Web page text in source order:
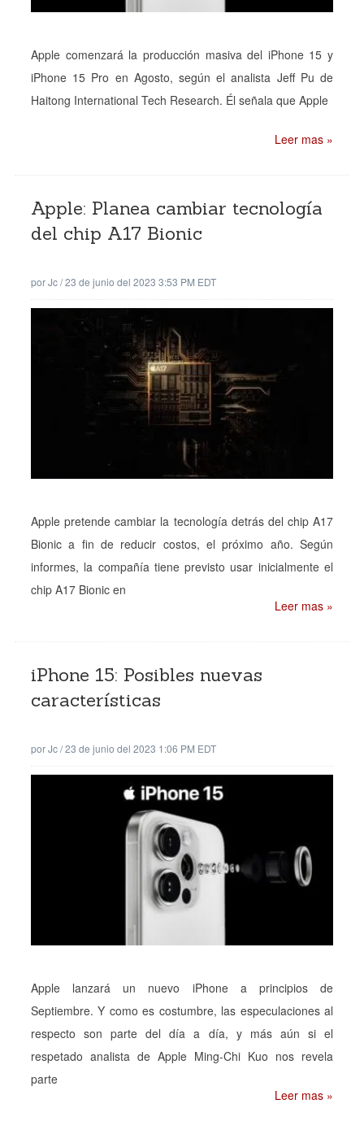
Apple comenzará la producción masiva del iPhone 15 y
iPhone 15 Pro en Agosto, según el analista Jeff Pu de
Haitong International Tech Research. Él señala que Apple
Leer mas »
Apple: Planea cambiar tecnología
del chip A17 Bionic
porJc/23 de junio del 2023 3:53 PM EDT
Apple pretende cambiar la tecnología detrás del chip A17
Bionic a fin de reducir costos, el próximo año. Según
informes, la compañía tiene previsto usar inicialmente el
chip A17 Bionic en
Leer mas »
iPhone 15: Posibles nuevas
características
porJc/23 de junio del 2023 1:06 PM EDT
Apple lanzará un nuevo iPhone a principios de
Septiembre. Y como es costumbre, las especulaciones al
respecto son parte del día a día, y más aún si el
respetado analista de Apple Ming-Chi Kuo nos revela
parte
Leer mas »